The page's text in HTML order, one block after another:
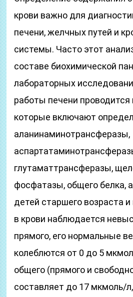
крови важно для
печени, желчных путей и
системы. Часто этот
составе биохимической
лабораторных
работы печени проводится
которые включают
аланинаминотрансферазы,
глутаматтрансферазы,
фосфатазы, общего белка,
детей старшего возраста
в крови наблюдается
прямого, его нормальные
колеблются от 0 до 5
общего (прямого и
составляет до 17 мкмоль/